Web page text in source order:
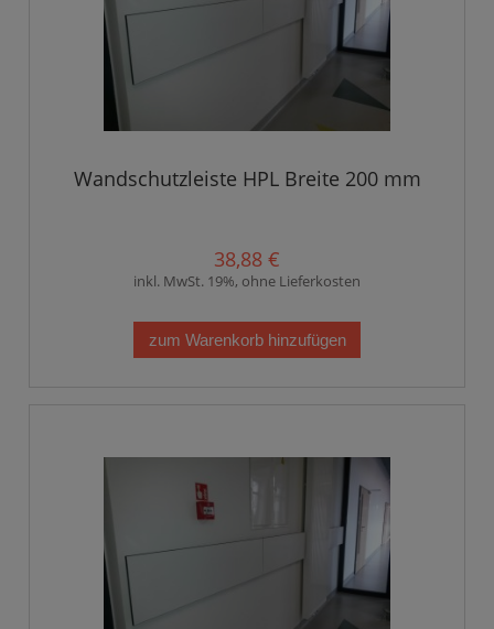
Wandschutzleiste HPL Breite 200 mm
38,88 €
inkl. MwSt. 19%, ohne Lieferkosten
zum Warenkorb hinzufügen